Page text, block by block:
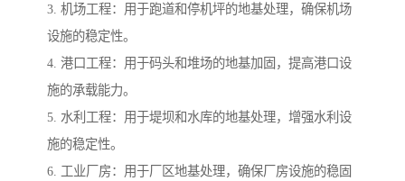
3. 机场工程：用于跑道和停机坪的地基处理，确保机场
设施的稳定性。
4. 港口工程：用于码头和堆场的地基加固，提高港口设
施的承载能力。
5. 水利工程：用于堤坝和水库的地基处理，增强水利设
施的稳定性。
6. 工业厂房：用于厂区地基处理，确保厂房设施的稳固